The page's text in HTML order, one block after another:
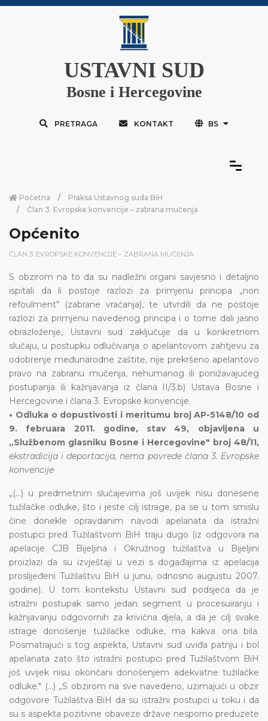
USTAVNI SUD
Bosne i Hercegovine
PRETRAGA KONTAKT BS
Početna
Praksa Ustavnog suda BiH
Član 3. Evropske konvencije – zabrana mučenja
Općenito
ČLAN 3. EVROPSKE KONVENCIJE – ZABRANA MUČENJA
S obzirom na to da su nadležni organi savjesno i detaljno
ispitali da li postoje razlozi za primjenu principa „non
refoulment" (zabrane vraćanja), te utvrdili da ne postoje
razlozi za primjenu navedenog principa i o tome dali jasno
obrazloženje, Ustavni sud zaključuje da u konkretnom
slučaju, u postupku odlučivanja o apelantovom zahtjevu za
odobrenje međunarodne zaštite, nije prekršeno apelantovo
pravo na zabranu mučenja, nehumanog ili ponižavajućeg
postupanja ili kažnjavanja iz člana II/3.b) Ustava Bosne i
Hercegovine i člana 3. Evropske konvencije.
• Odluka o dopustivosti i meritumu broj AP-5148/10 od
9. februara 2011. godine, stav 49, objavljena u
„Službenom glasniku Bosne i Hercegovine" broj 48/11,
ekstradicija i deportacija, nema povrede člana 3. Evropske
konvencije
„(...) u predmetnim slučajevima još uvijek nisu donesene
tužilačke odluke, što i jeste cilj istrage, pa se u tom smislu
čine donekle opravdanim navodi apelanata da istražni
postupci pred Tužilaštvom BiH traju dugo (iz odgovora na
apelacije CJB Bijeljina i Okružnog tužilaštva u Bijeljini
proizlazi da su izvještaji u vezi s događajima iz apelacija
proslijeđeni Tužilaštvu BiH u junu, odnosno augustu 2007.
godine). U tom kontekstu Ustavni sud podsjeća da je
istražni postupak samo jedan segment u procesuiranju i
kažnjavanju odgovornih za krivična djela, a da je cilj svake
istrage donošenje tužilačke odluke, ma kakva ona bila.
Posmatrajući s tog aspekta, Ustavni sud uviđa patnju i bol
apelanata zato što istražni postupci pred Tužilaštvom BiH
još uvijek nisu okončani donošenjem adekvatne tužilačke
odluke." (...) „S obzirom na sve navedeno, uzimajući u obzir
odgovore Tužilaštva BiH da su istražni postupci u toku i da
su s aspekta pozitivne obaveze države nesporno preduzete